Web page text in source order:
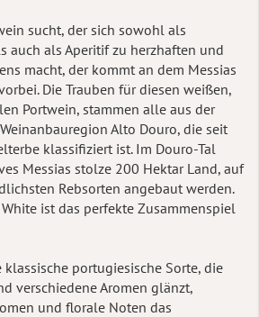
sucht, der sich sowohl als
auch als Aperitif zu herzhaften und
macht, der kommt an dem Messias
Die Trauben für diesen weißen,
Portwein, stammen alle aus der
Alto Douro, die seit
klassifiziert ist. Im Douro-Tal
Messias stolze 200 Hektar Land, auf
Rebsorten angebaut werden.
White ist das perfekte Zusammenspiel
portugiesische Sorte, die
verschiedene Aromen glänzt,
und florale Noten das